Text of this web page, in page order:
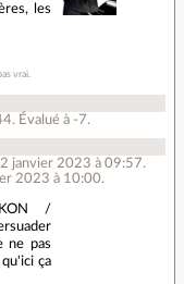
les
vrai.
. Évalué à -7.
janvier 2023 à 09:57.
2023 à 10:00.
/
ne pas
ça